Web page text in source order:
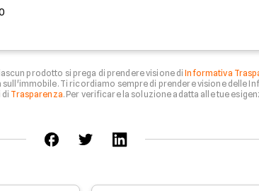
prodotto si prega di prendere visione diInformativa
Ti ricordiamo sempre di prendere visione delle
Trasparenza. Per verificare la soluzione adatta alle tue